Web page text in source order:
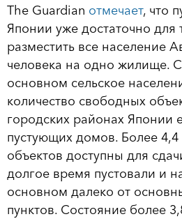
The Guardian отмечает, что
Японии уже достаточно для
разместить все население
человека на одно жилище.
основном сельское
количество свободных
городских районах Японии
пустующих домов. Более
объектов доступны для
долгое время пустовали и
основном далеко от
пунктов. Состояние более